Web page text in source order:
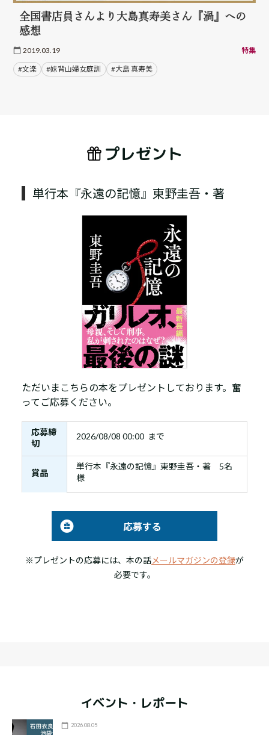
全国書店員さんより大島真寿美さん『渦』への
感想
2019.03.19 特集
#文楽 #妹背山婦女庭訓 #大島 真寿美
プレゼント
単行本『永遠の記憶』東野圭吾・著
ただいまこちらの本をプレゼントしております。奮
ってご応募ください。
応募締
切
2026/08/08 00:00 まで
賞品
単行本『永遠の記憶』東野圭吾・著 5名
様
応募する
※プレゼントの応募には、本の話メールマガジンの登録が
必要です。
イベント・レポート
2026.08.05